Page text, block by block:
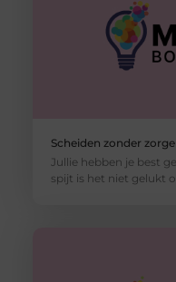
Scheiden zonder
Jullie hebben je best
spijt is het niet gelukt